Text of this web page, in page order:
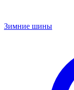
Зимние шины